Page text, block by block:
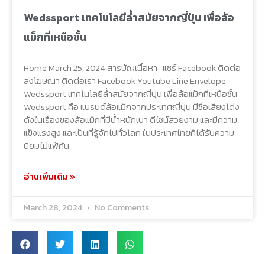
Wedssport เทคโนโลยีล้ำสมัยจากญี่ปุ่น เพื่อล้อ
แม็กที่เหนือชั้น
Home March 25, 2024 สารบัญเนื้อหา แชร์ Facebook ติดต่อ
ลงโฆษณา ติดต่อเรา Facebook Youtube Line Envelope
Wedssport เทคโนโลยีล้ำสมัยจากญี่ปุ่น เพื่อล้อแม็กที่เหนือชั้น
Wedssport คือ แบรนด์ล้อแม็กจากประเทศญี่ปุ่น มีชื่อเสียงโด่ง
ดังในเรื่องของล้อแม็กที่มีน้ำหนักเบา ดีไซน์สวยงาม และมีความ
แข็งแรงสูง และเป็นที่รู้จักไปทั่วโลก ในประเทศไทยก็ได้รับความ
นิยมไม่แพ้กัน
อ่านเพิ่มเติม »
March 28, 2024 No Comments